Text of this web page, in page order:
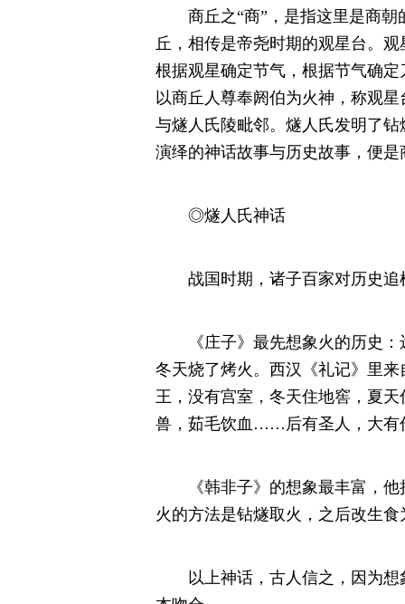
商丘之“商”，是指这里是商朝
丘，相传是帝尧时期的观星台。
根据观星确定节气，根据节气确
以商丘人尊奉阏伯为火神，称观
与燧人氏陵毗邻。燧人氏发明了
演绎的神话故事与历史故事，便
◎燧人氏神话
战国时期，诸子百家对历史追
《庄子》最先想象火的历史：
冬天烧了烤火。西汉《礼记》里
王，没有宫室，冬天住地窖，夏
兽，茹毛饮血……后有圣人，大
《韩非子》的想象最丰富，他
火的方法是钻燧取火，之后改生
以上神话，古人信之，因为想